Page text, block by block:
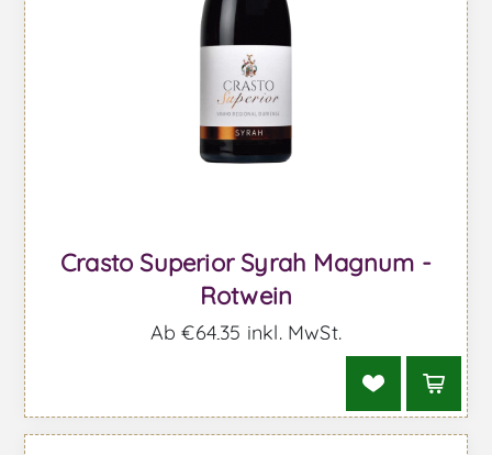
Crasto Superior Syrah Magnum -
Rotwein
Ab €64,35 inkl. MwSt.